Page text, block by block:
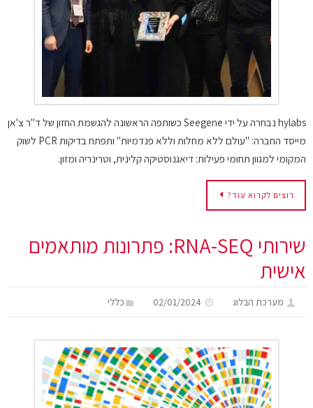
hylabs נבחרה על ידי Seegene כשותפה הראשונה להגשמת החזון של ד"ר צ'אן
מייסד החברה: "עולם ללא מחלות וללא פנדמיות" ותפתח בדיקות PCR לשוק
המקומי למגוון תחומי פעילות: דיאגנוסטיקה קלינית, וטרינריה ומזון.
רוצים לקרוא עוד?
שירותי RNA-SEQ: פתרונות מותאמים
אישית
מערכת הבלוג 02/01/2024 כללי